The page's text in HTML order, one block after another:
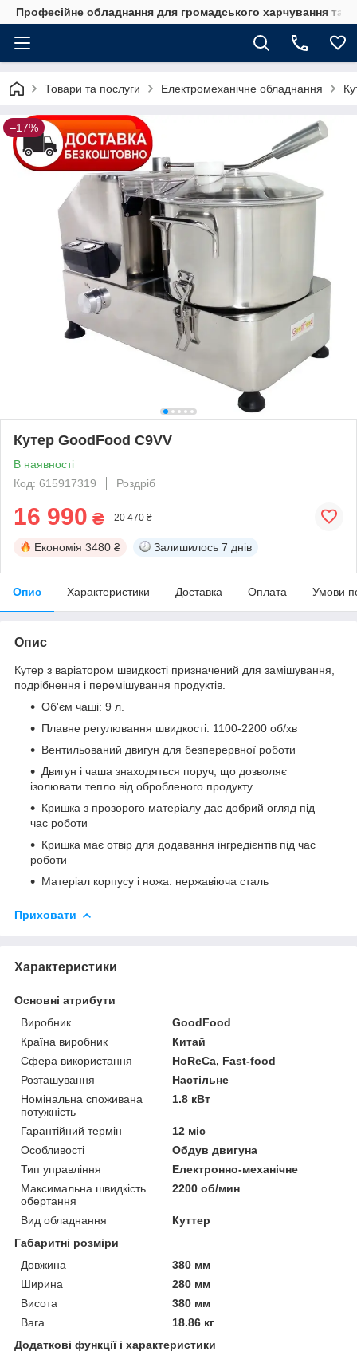
Професійне обладнання для громадського харчування та
Товари та послуги Електромеханічне обладнання
–17%
Кутер GoodFood C9VV
В наявності
Код: 615917319
Роздріб
16 990 ₴ 20 470 ₴
Економія 3480 ₴ Залишилось 7 днів
Опис Характеристики Доставка Оплата Умови
Опис
Кутер з варіатором швидкості призначений для замішування,
подрібнення і перемішування продуктів.
Об'єм чаші: 9 л.
Плавне регулювання швидкості: 1100-2200 об/хв
Вентильований двигун для безперервної роботи
Двигун і чаша знаходяться поруч, що дозволяє
ізолювати тепло від обробленого продукту
Кришка з прозорого матеріалу дає добрий огляд під
час роботи
Кришка має отвір для додавання інгредієнтів під час
роботи
Матеріал корпусу і ножа: нержавіюча сталь
Приховати
Характеристики
Основні атрибути
Виробник
GoodFood
Країна виробник
Китай
Сфера використання
HoReCa, Fast-food
Розташування
Настільне
Номінальна споживана
потужність
1.8 кВт
Гарантійний термін
12 міс
Особливості
Обдув двигуна
Тип управління
Електронно-механічне
Максимальна швидкість
обертання
2200 об/мин
Вид обладнання
Куттер
Габаритні розміри
Довжина
380 мм
Ширина
280 мм
Висота
380 мм
Вага
18.86 кг
Додаткові функції і характеристики